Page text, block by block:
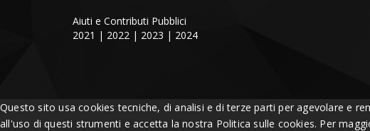
Aiuti e Contributi Pubblici
2021 | 2022 | 2023 | 2024
Questo sito usa cookies tecniche, di analisi e di terze parti per agevolare e
all'uso di questi strumenti e accetta la nostra Politica sulle cookies. Per